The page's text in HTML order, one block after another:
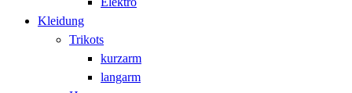
Kleidung
Trikots
kurzarm
langarm